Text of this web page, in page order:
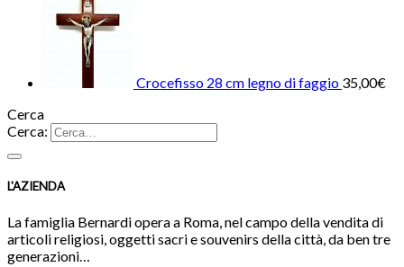
Crocefisso 28 cm legno di faggio 35,00€
Cerca
Cerca:
L'AZIENDA
La famiglia Bernardi opera a Roma, nel campo della vendita di
articoli religiosi, oggetti sacri e souvenirs della città, da ben tre
generazioni…